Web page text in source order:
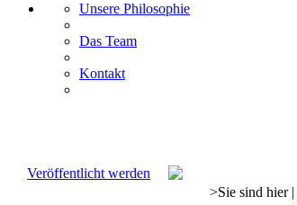
Unsere Philosophie
Das Team
Kontakt
Veröffentlicht werden
>Sie sind hier|